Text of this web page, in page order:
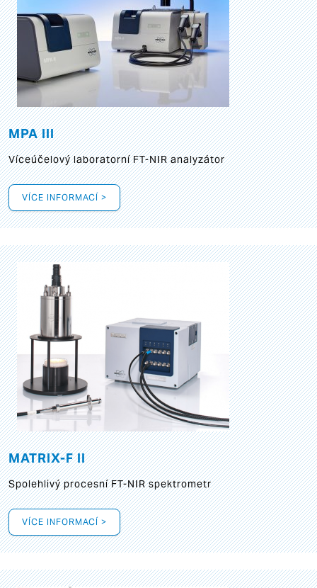
MPA III
Víceúčelový laboratorní FT-NIR analyzátor
VÍCE INFORMACÍ >
MATRIX-F II
Spolehlivý procesní FT-NIR spektrometr
VÍCE INFORMACÍ >